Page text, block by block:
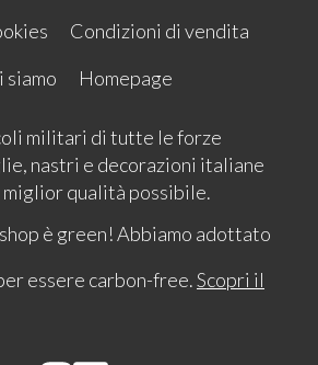
Condizioni di vendita
siamo
Homepage
militari di tutte le forze
nastri e decorazioni italiane
qualità possibile.
è green! Abbiamo adottato
essere carbon-free.Scopri il